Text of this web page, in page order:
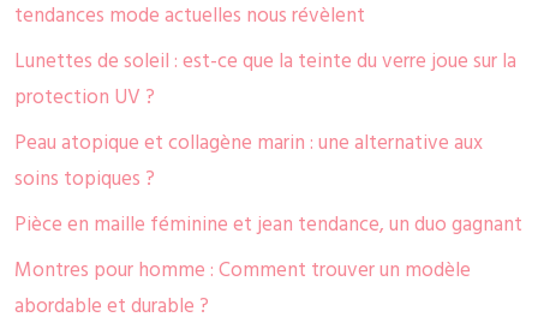
tendances mode actuelles nous révèlent
Lunettes de soleil : est-ce que la teinte du verre joue sur la
protection UV ?
Peau atopique et collagène marin : une alternative aux
soins topiques ?
Pièce en maille féminine et jean tendance, un duo gagnant
Montres pour homme : Comment trouver un modèle
abordable et durable ?